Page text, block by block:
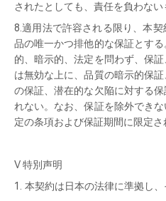
されたとしても、責任を負わない
8.適用法で許容される限り、本
品の唯一かつ排他的な保証とす
的、暗示的、法定を問わず、保
は無効な上に、品質の暗示的保
の保証、潜在的な欠陥に対する
れない。なお、保証を除外でき
定の条項および保証期間に限定さ
V 特別声明
1. 本契約は日本の法律に準拠し